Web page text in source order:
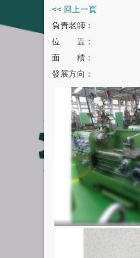
<< 回上一頁
負責老師：
位 置：
面 積：
發展方向：